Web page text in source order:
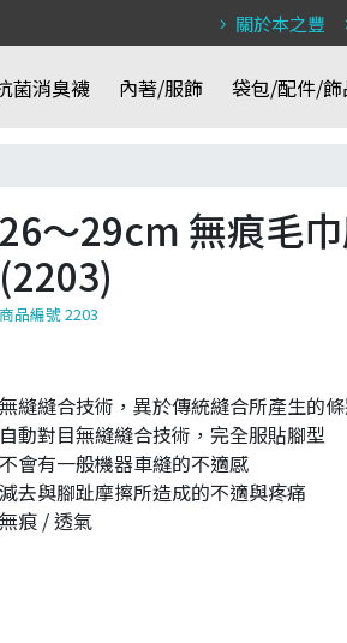
關於本之豐
菌消臭襪 內著/服飾 袋包/配件/飾
26～29cm 無痕毛
(2203)
商品編號 2203
無縫縫合技術，異於傳統縫合所產生的
自動對目無縫縫合技術，完全服貼腳型
不會有一般機器車縫的不適感
減去與腳趾摩擦所造成的不適與疼痛
無痕 / 透氣